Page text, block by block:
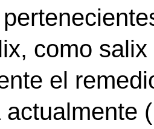
como
el